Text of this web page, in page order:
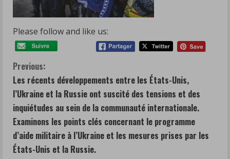
Please follow and like us:
C
o
n
t
Previous:
Les récents développements entre les États-Unis,
l’Ukraine et la Russie ont suscité des tensions et des
inquiétudes au sein de la communauté internationale.
Examinons les points clés concernant le programme
d’aide militaire à l’Ukraine et les mesures prises par les
États-Unis et la Russie.